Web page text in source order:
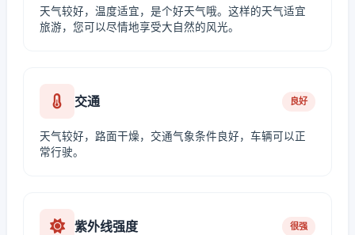
天气较好，温度适宜，是个好天气哦。这样的天气适宜
旅游，您可以尽情地享受大自然的风光。
交通 良好
天气较好，路面干燥，交通气象条件良好，车辆可以正
常行驶。
紫外线强度 很强